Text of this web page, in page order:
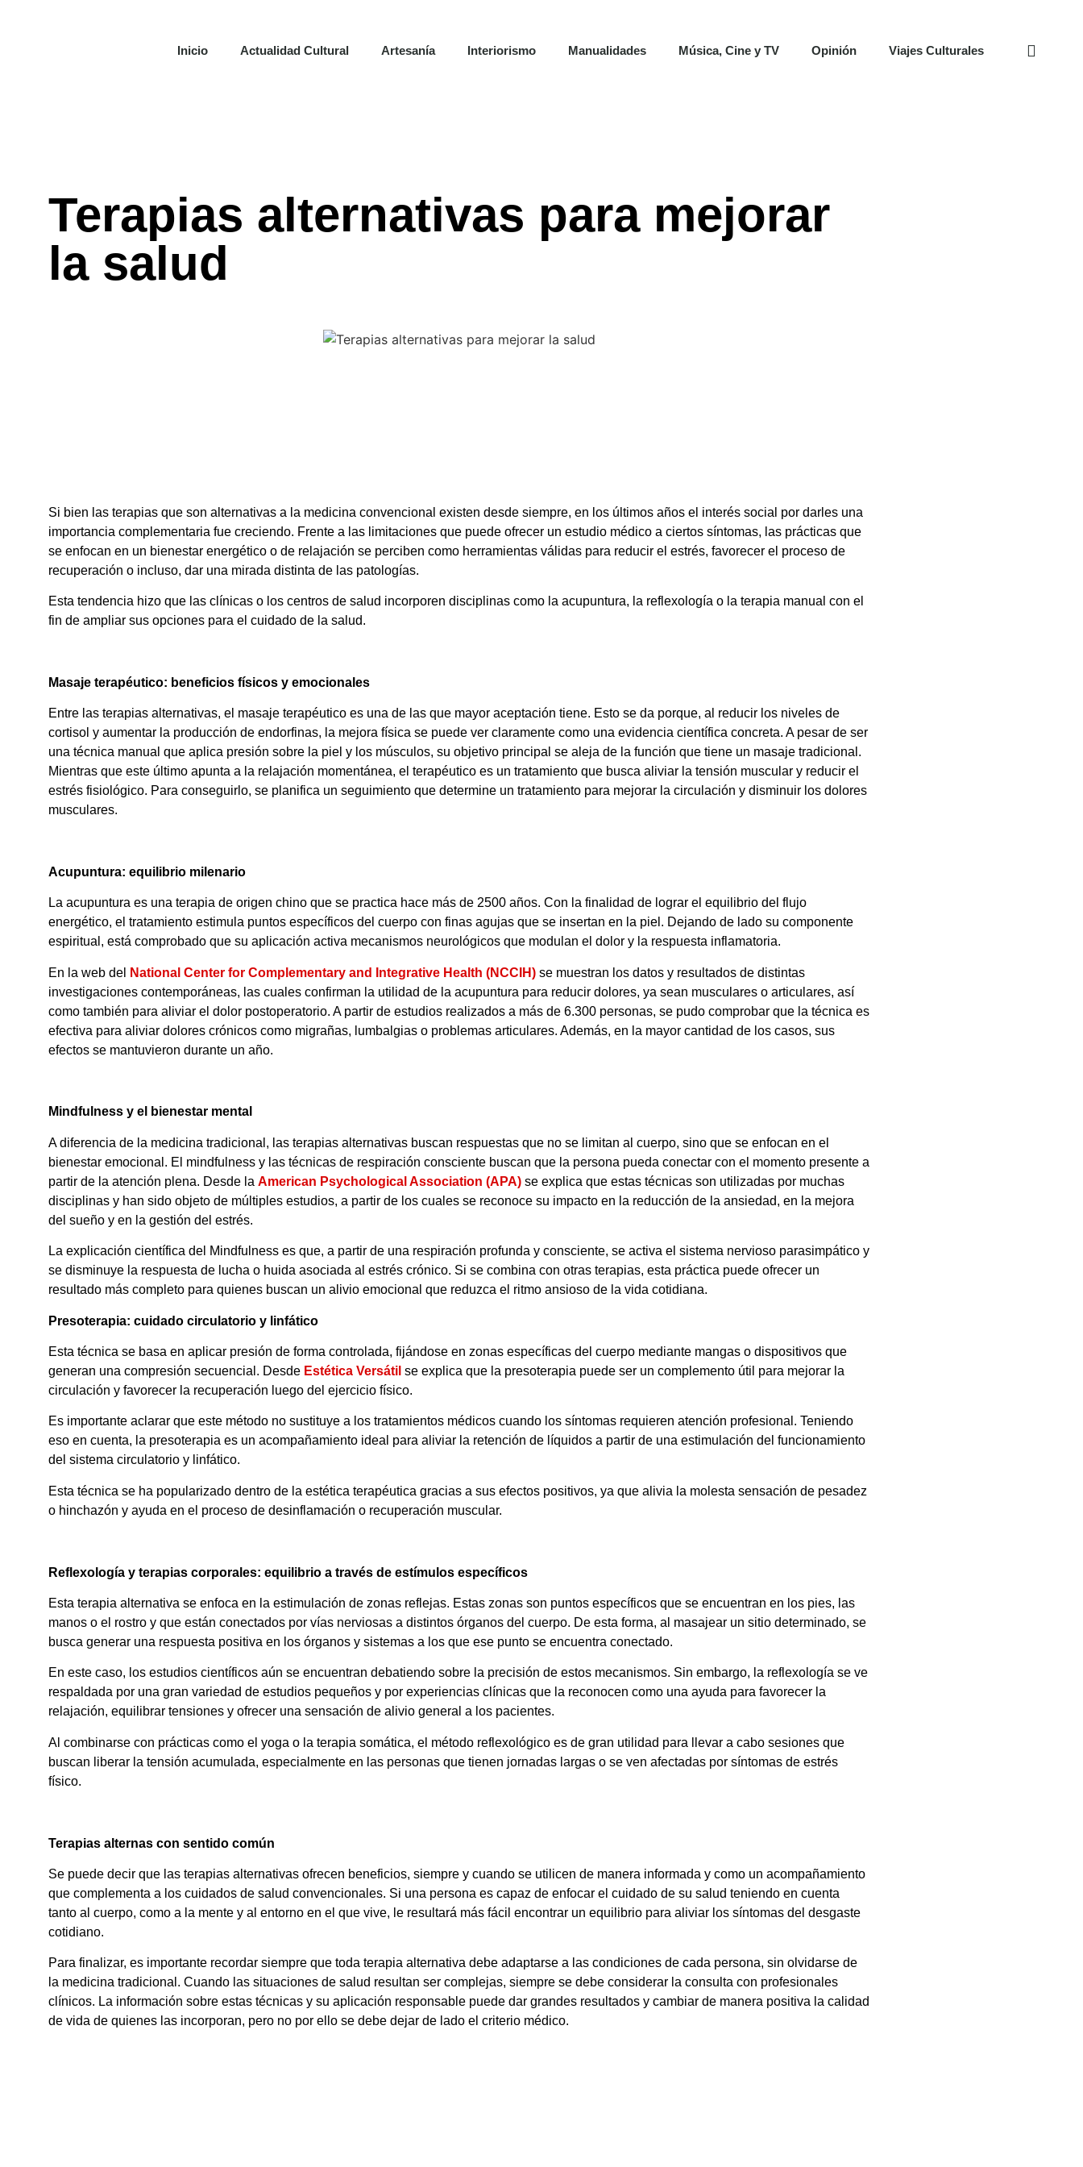
Inicio Actualidad Cultural Artesanía Interiorismo Manualidades Música, Cine y TV Opinión Viajes Culturales
Terapias alternativas para mejorar
la salud
Si bien las terapias que son alternativas a la medicina convencional existen desde siempre, en los últimos años el interés social por darles una
importancia complementaria fue creciendo. Frente a las limitaciones que puede ofrecer un estudio médico a ciertos síntomas, las prácticas que
se enfocan en un bienestar energético o de relajación se perciben como herramientas válidas para reducir el estrés, favorecer el proceso de
recuperación o incluso, dar una mirada distinta de las patologías.
Esta tendencia hizo que las clínicas o los centros de salud incorporen disciplinas como la acupuntura, la reflexología o la terapia manual con el
fin de ampliar sus opciones para el cuidado de la salud.
Masaje terapéutico: beneficios físicos y emocionales
Entre las terapias alternativas, el masaje terapéutico es una de las que mayor aceptación tiene. Esto se da porque, al reducir los niveles de
cortisol y aumentar la producción de endorfinas, la mejora física se puede ver claramente como una evidencia científica concreta. A pesar de ser
una técnica manual que aplica presión sobre la piel y los músculos, su objetivo principal se aleja de la función que tiene un masaje tradicional.
Mientras que este último apunta a la relajación momentánea, el terapéutico es un tratamiento que busca aliviar la tensión muscular y reducir el
estrés fisiológico. Para conseguirlo, se planifica un seguimiento que determine un tratamiento para mejorar la circulación y disminuir los dolores
musculares.
Acupuntura: equilibrio milenario
La acupuntura es una terapia de origen chino que se practica hace más de 2500 años. Con la finalidad de lograr el equilibrio del flujo
energético, el tratamiento estimula puntos específicos del cuerpo con finas agujas que se insertan en la piel. Dejando de lado su componente
espiritual, está comprobado que su aplicación activa mecanismos neurológicos que modulan el dolor y la respuesta inflamatoria.
En la web del National Center for Complementary and Integrative Health (NCCIH) se muestran los datos y resultados de distintas
investigaciones contemporáneas, las cuales confirman la utilidad de la acupuntura para reducir dolores, ya sean musculares o articulares, así
como también para aliviar el dolor postoperatorio. A partir de estudios realizados a más de 6.300 personas, se pudo comprobar que la técnica es
efectiva para aliviar dolores crónicos como migrañas, lumbalgias o problemas articulares. Además, en la mayor cantidad de los casos, sus
efectos se mantuvieron durante un año.
Mindfulness y el bienestar mental
A diferencia de la medicina tradicional, las terapias alternativas buscan respuestas que no se limitan al cuerpo, sino que se enfocan en el
bienestar emocional. El mindfulness y las técnicas de respiración consciente buscan que la persona pueda conectar con el momento presente a
partir de la atención plena. Desde la American Psychological Association (APA) se explica que estas técnicas son utilizadas por muchas
disciplinas y han sido objeto de múltiples estudios, a partir de los cuales se reconoce su impacto en la reducción de la ansiedad, en la mejora
del sueño y en la gestión del estrés.
La explicación científica del Mindfulness es que, a partir de una respiración profunda y consciente, se activa el sistema nervioso parasimpático y
se disminuye la respuesta de lucha o huida asociada al estrés crónico. Si se combina con otras terapias, esta práctica puede ofrecer un
resultado más completo para quienes buscan un alivio emocional que reduzca el ritmo ansioso de la vida cotidiana.
Presoterapia: cuidado circulatorio y linfático
Esta técnica se basa en aplicar presión de forma controlada, fijándose en zonas específicas del cuerpo mediante mangas o dispositivos que
generan una compresión secuencial. Desde Estética Versátil se explica que la presoterapia puede ser un complemento útil para mejorar la
circulación y favorecer la recuperación luego del ejercicio físico.
Es importante aclarar que este método no sustituye a los tratamientos médicos cuando los síntomas requieren atención profesional. Teniendo
eso en cuenta, la presoterapia es un acompañamiento ideal para aliviar la retención de líquidos a partir de una estimulación del funcionamiento
del sistema circulatorio y linfático.
Esta técnica se ha popularizado dentro de la estética terapéutica gracias a sus efectos positivos, ya que alivia la molesta sensación de pesadez
o hinchazón y ayuda en el proceso de desinflamación o recuperación muscular.
Reflexología y terapias corporales: equilibrio a través de estímulos específicos
Esta terapia alternativa se enfoca en la estimulación de zonas reflejas. Estas zonas son puntos específicos que se encuentran en los pies, las
manos o el rostro y que están conectados por vías nerviosas a distintos órganos del cuerpo. De esta forma, al masajear un sitio determinado, se
busca generar una respuesta positiva en los órganos y sistemas a los que ese punto se encuentra conectado.
En este caso, los estudios científicos aún se encuentran debatiendo sobre la precisión de estos mecanismos. Sin embargo, la reflexología se ve
respaldada por una gran variedad de estudios pequeños y por experiencias clínicas que la reconocen como una ayuda para favorecer la
relajación, equilibrar tensiones y ofrecer una sensación de alivio general a los pacientes.
Al combinarse con prácticas como el yoga o la terapia somática, el método reflexológico es de gran utilidad para llevar a cabo sesiones que
buscan liberar la tensión acumulada, especialmente en las personas que tienen jornadas largas o se ven afectadas por síntomas de estrés
físico.
Terapias alternas con sentido común
Se puede decir que las terapias alternativas ofrecen beneficios, siempre y cuando se utilicen de manera informada y como un acompañamiento
que complementa a los cuidados de salud convencionales. Si una persona es capaz de enfocar el cuidado de su salud teniendo en cuenta
tanto al cuerpo, como a la mente y al entorno en el que vive, le resultará más fácil encontrar un equilibrio para aliviar los síntomas del desgaste
cotidiano.
Para finalizar, es importante recordar siempre que toda terapia alternativa debe adaptarse a las condiciones de cada persona, sin olvidarse de
la medicina tradicional. Cuando las situaciones de salud resultan ser complejas, siempre se debe considerar la consulta con profesionales
clínicos. La información sobre estas técnicas y su aplicación responsable puede dar grandes resultados y cambiar de manera positiva la calidad
de vida de quienes las incorporan, pero no por ello se debe dejar de lado el criterio médico.